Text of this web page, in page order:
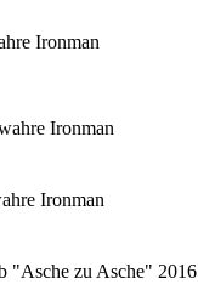
Ironman
Ironman
Ironman
"Asche zu Asche" 2016